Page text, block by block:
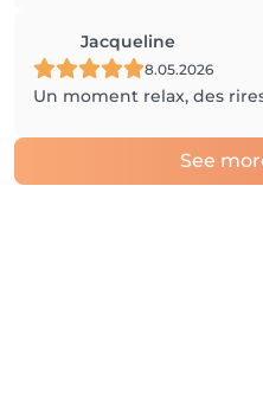
Jacqueline
8.05.2026
Un moment relax, des
See